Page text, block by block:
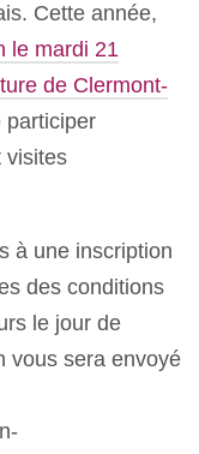
Cette année,
le mardi 21
de Clermont-
participer
visites
à une inscription
des conditions
le jour de
vous sera envoyé